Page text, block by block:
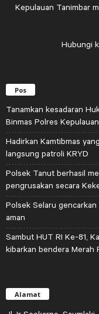
Kepulauan Tanimbar
Hubungi
Pos
Tanamkan kesadaran
Binmas Polres
Hadirkan Kamtibmas
langsung patroli KRYD
Polsek Tanut berhasil
pengrusakan secara
Polsek Selaru
aman
Sambut HUT RI Ke-81,
kibarkan bendera Merah
Alamat